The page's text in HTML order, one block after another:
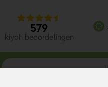
579
kiyoh beoordelingen